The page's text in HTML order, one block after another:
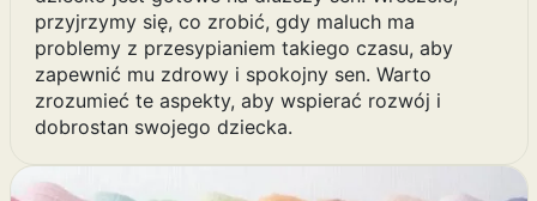
przyjrzymy się, co zrobić, gdy maluch ma
problemy z przesypianiem takiego czasu, aby
zapewnić mu zdrowy i spokojny sen. Warto
zrozumieć te aspekty, aby wspierać rozwój i
dobrostan swojego dziecka.